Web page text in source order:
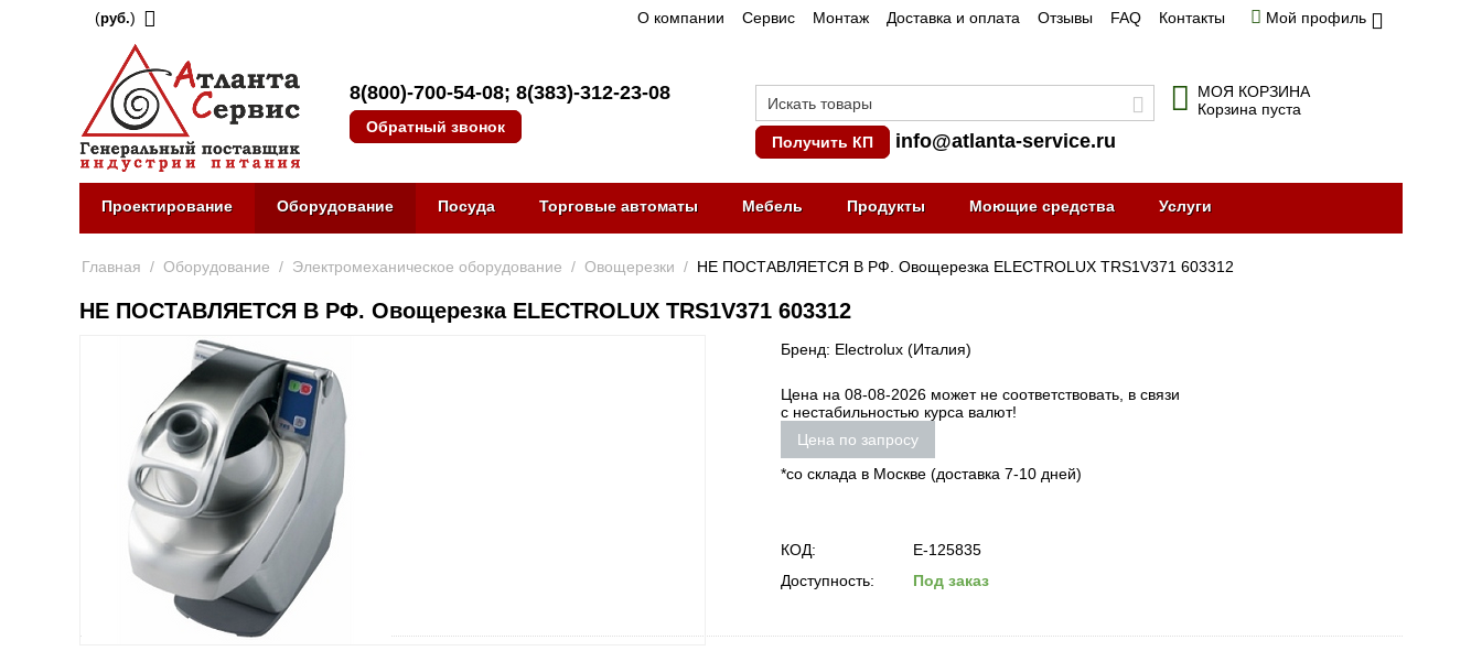
(руб.) О компании Сервис Монтаж Доставка и оплата Отзывы FAQ Контакты Мой профиль
8(800)-700-54-08; 8(383)-312-23-08
Обратный звонок
Получить КП
info@atlanta-service.ru
МОЯ КОРЗИНА
Корзина пуста
Проектирование Оборудование Посуда Торговые автоматы Мебель Продукты Моющие средства Услуги
Главная / Оборудование / Электромеханическое оборудование / Овощерезки / НЕ ПОСТАВЛЯЕТСЯ В РФ. Овощерезка ELECTROLUX TRS1V371 603312
НЕ ПОСТАВЛЯЕТСЯ В РФ. Овощерезка ELECTROLUX TRS1V371 603312
Бренд: Electrolux (Италия)
Цена на 08-08-2026 может не соответствовать, в связи
с нестабильностью курса валют!
Цена по запросу
*со склада в Москве (доставка 7-10 дней)
КОД:
E-125835
Доступность:
Под заказ